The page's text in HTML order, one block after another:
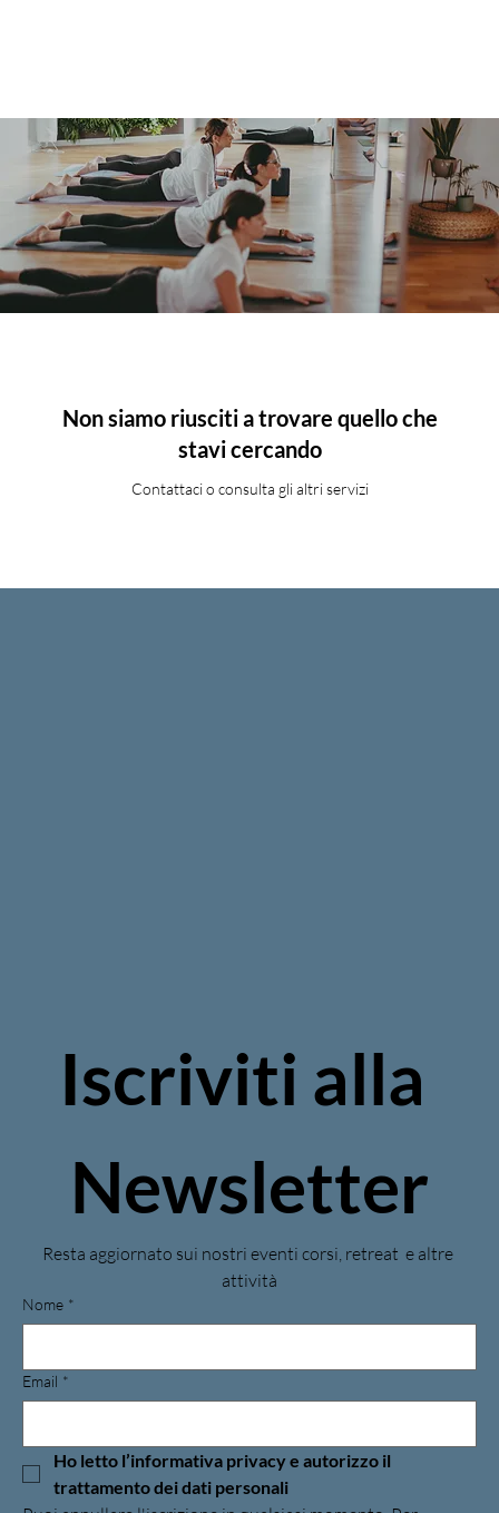
Non siamo riusciti a trovare quello che
stavi cercando
Contattaci o consulta gli altri servizi
Iscriviti alla
Newsletter
Resta aggiornato sui nostri eventi corsi, retreat  e altre
attività
Nome *
Email *
Ho letto l’informativa privacy e autorizzo il
trattamento dei dati personali